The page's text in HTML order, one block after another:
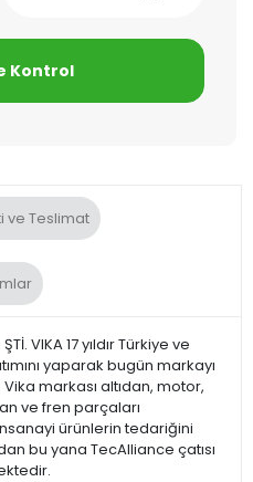
Kontrol
ve Teslimat
VIKA 17 yıldır Türkiye ve
yaparak bugün markayı
markası altıdan, motor,
ve fren parçaları
ürünlerin tedariğini
bu yana TecAlliance çatısı